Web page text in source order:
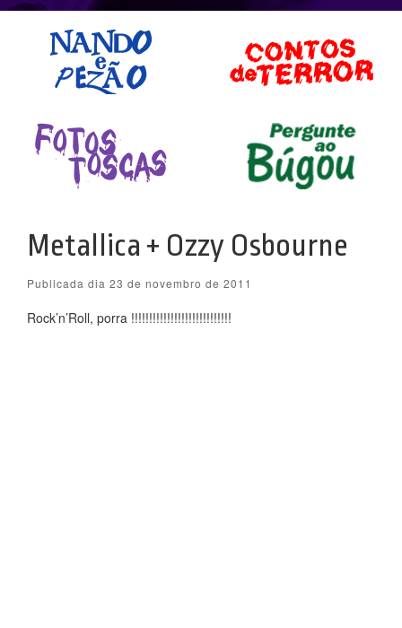
Metallica + Ozzy Osbourne
Publicada dia 23 de novembro de 2011
Rock’n’Roll, porra !!!!!!!!!!!!!!!!!!!!!!!!!!!!